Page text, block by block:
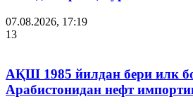
07.08.2026, 17:19
13
АҚШ 1985 йилдан бери илк
Арабистонидан нефт